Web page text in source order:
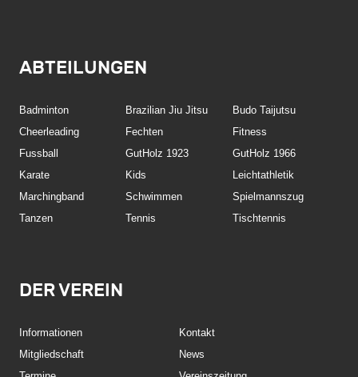
ABTEILUNGEN
Badminton Brazilian Jiu Jitsu
Budo Taijutsu
Cheerleading
Fechten
Fitness
Fussball
GutHolz 1923
GutHolz 1966
Karate
Kids
Leichtathletik
Marchingband
Schwimmen
Spielmannszug
Tanzen
Tennis Tischtennis
DER VEREIN
Informationen
Kontakt
Mitgliedschaft
News